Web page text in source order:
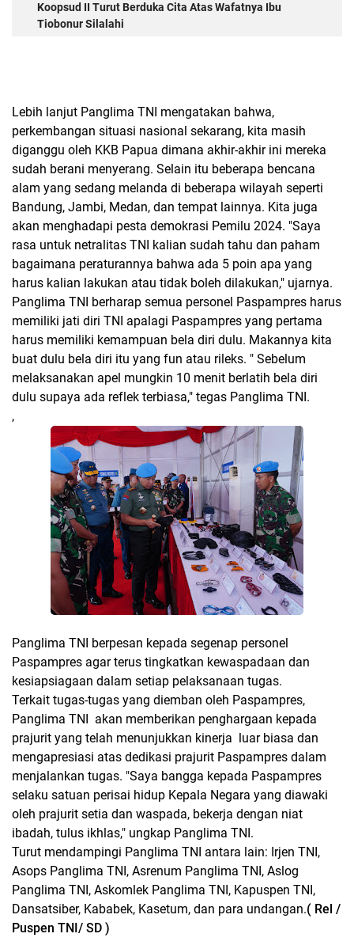
Koopsud II Turut Berduka Cita Atas Wafatnya Ibu
Tiobonur Silalahi
Lebih lanjut Panglima TNI mengatakan bahwa,
perkembangan situasi nasional sekarang, kita masih
diganggu oleh KKB Papua dimana akhir-akhir ini mereka
sudah berani menyerang. Selain itu beberapa bencana
alam yang sedang melanda di beberapa wilayah seperti
Bandung, Jambi, Medan, dan tempat lainnya. Kita juga
akan menghadapi pesta demokrasi Pemilu 2024. "Saya
rasa untuk netralitas TNI kalian sudah tahu dan paham
bagaimana peraturannya bahwa ada 5 poin apa yang
harus kalian lakukan atau tidak boleh dilakukan," ujarnya.
Panglima TNI berharap semua personel Paspampres harus
memiliki jati diri TNI apalagi Paspampres yang pertama
harus memiliki kemampuan bela diri dulu. Makannya kita
buat dulu bela diri itu yang fun atau rileks. " Sebelum
melaksanakan apel mungkin 10 menit berlatih bela diri
dulu supaya ada reflek terbiasa," tegas Panglima TNI.
,
Panglima TNI berpesan kepada segenap personel
Paspampres agar terus tingkatkan kewaspadaan dan
kesiapsiagaan dalam setiap pelaksanaan tugas.
Terkait tugas-tugas yang diemban oleh Paspampres,
Panglima TNI akan memberikan penghargaan kepada
prajurit yang telah menunjukkan kinerja luar biasa dan
mengapresiasi atas dedikasi prajurit Paspampres dalam
menjalankan tugas. "Saya bangga kepada Paspampres
selaku satuan perisai hidup Kepala Negara yang diawaki
oleh prajurit setia dan waspada, bekerja dengan niat
ibadah, tulus ikhlas," ungkap Panglima TNI.
Turut mendampingi Panglima TNI antara lain: Irjen TNI,
Asops Panglima TNI, Asrenum Panglima TNI, Aslog
Panglima TNI, Askomlek Panglima TNI, Kapuspen TNI,
Dansatsiber, Kababek, Kasetum, dan para undangan.( Rel /
Puspen TNI/ SD )